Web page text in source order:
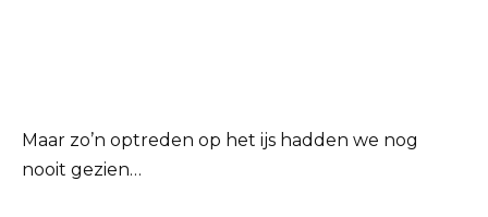
Maar zo’n optreden op het ijs hadden we nog
nooit gezien…